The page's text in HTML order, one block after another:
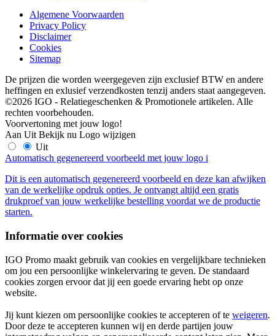
Algemene Voorwaarden
Privacy Policy
Disclaimer
Cookies
Sitemap
De prijzen die worden weergegeven zijn exclusief BTW en andere
heffingen en exlusief verzendkosten tenzij anders staat aangegeven.
©2026 IGO - Relatiegeschenken & Promotionele artikelen. Alle
rechten voorbehouden.
Voorvertoning met jouw logo!
Aan Uit Bekijk nu Logo wijzigen
Uit
Automatisch gegenereerd voorbeeld met jouw logo i
Dit is een automatisch gegenereerd voorbeeld en deze kan afwijken
van de werkelijke opdruk opties. Je ontvangt altijd een gratis
drukproef van jouw werkelijke bestelling voordat we de productie
starten.
Informatie over cookies
IGO Promo maakt gebruik van cookies en vergelijkbare technieken
om jou een persoonlijke winkelervaring te geven. De standaard
cookies zorgen ervoor dat jij een goede ervaring hebt op onze
website.
Jij kunt kiezen om persoonlijke cookies te accepteren of te weigeren.
Door deze te accepteren kunnen wij en derde partijen jouw